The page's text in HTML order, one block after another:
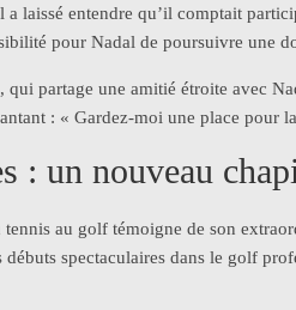
laissé entendre qu’il comptait
pour Nadal de poursuivre une
partage une amitié étroite avec
: « Gardez-moi une place pour
: un nouveau
au golf témoigne de son
débuts spectaculaires dans le golf